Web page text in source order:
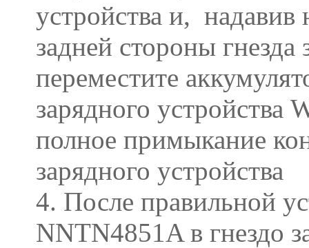
устройства и, надавив
задней стороны гнезда
переместите
зарядного устройства
полное примыкание
зарядного устройства
4. После правильной
NNTN4851A в гнездо